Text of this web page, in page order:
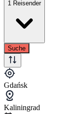
1 Reisender
Suche
Gdańsk
Kaliningrad